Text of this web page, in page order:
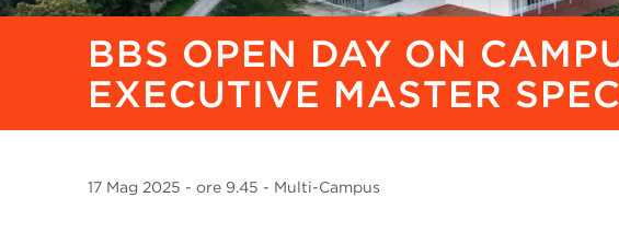
BBS OPEN DAY ON
EXECUTIVE MASTER
17 Mag 2025 - ore 9.45 - Multi-Campus